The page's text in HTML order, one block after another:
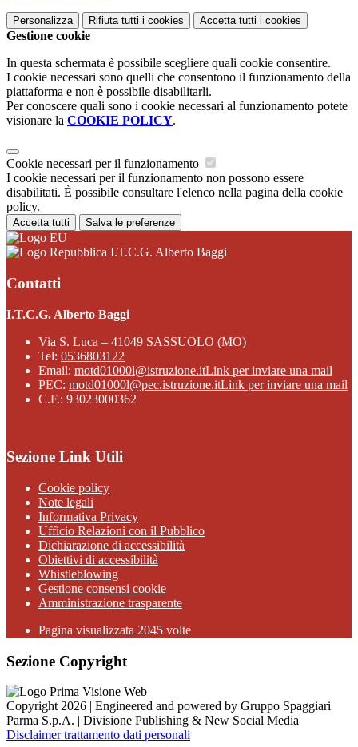
Personalizza Rifiuta tutti i cookies Accetta tutti i cookies
Gestione cookie
In questa schermata è possibile scegliere quali cookie consentire.
I cookie necessari sono quelli che consentono il funzionamento della
piattaforma e non è possibile disabilitarli.
Per conoscere quali sono i cookie necessari al funzionamento potete
visionare la COOKIE POLICY.
Cookie necessari per il funzionamento
I cookie necessari per il funzionamento non possono essere
disabilitati. È possibile consultare l'elenco nella pagina della cookie
policy.
Accetta tutti Salva le preferenze
I.T.C.G. Alberto Baggi
Contatti
I.T.C.G. Alberto Baggi
Via S. Luca – 41049 SASSUOLO (MO)
Tel: 0536803122
Email: motd01000l@istruzione.itLink per inviare una mail
PEC: motd01000l@pec.istruzione.itLink per inviare una mail
C.F.: 93023000362
Sezione Link Utili
Cookie policy
Note legali
Informativa Privacy
Ufficio Relazioni con il Pubblico
Dichiarazione di accessibilità
Obiettivi di accessibilità
Whistleblowing
Gestione consensi cookie
Amministrazione trasparente
Pagina visualizzata 2045 volte
Sezione Copyright
Copyright 2026 | Engineered and powered by Gruppo Spaggiari
Parma S.p.A. | Divisione Publishing & New Social Media
Disclaimer trattamento dati personali